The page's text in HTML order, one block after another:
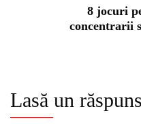
8 jocuri
concentrarii
Lasă un răspuns